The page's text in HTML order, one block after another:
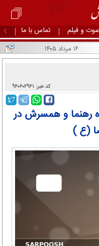
و فیلم تماس با ما
کد خبر: ۹۶۰۶۰۲۹۶۱
رهنما و همسرش در
(ع )